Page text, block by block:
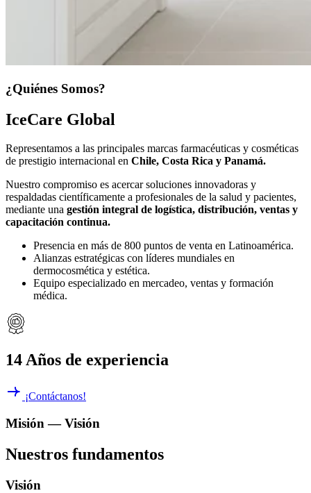
¿Quiénes Somos?
IceCare Global
Representamos a las principales marcas farmacéuticas y cosméticas
de prestigio internacional en Chile, Costa Rica y Panamá.
Nuestro compromiso es acercar soluciones innovadoras y
respaldadas científicamente a profesionales de la salud y pacientes,
mediante una gestión integral de logística, distribución, ventas y
capacitación continua.
Presencia en más de 800 puntos de venta en Latinoamérica.
Alianzas estratégicas con líderes mundiales en
dermocosmética y estética.
Equipo especializado en mercadeo, ventas y formación
médica.
14 Años de experiencia
¡Contáctanos!
Misión — Visión
Nuestros fundamentos
Visión